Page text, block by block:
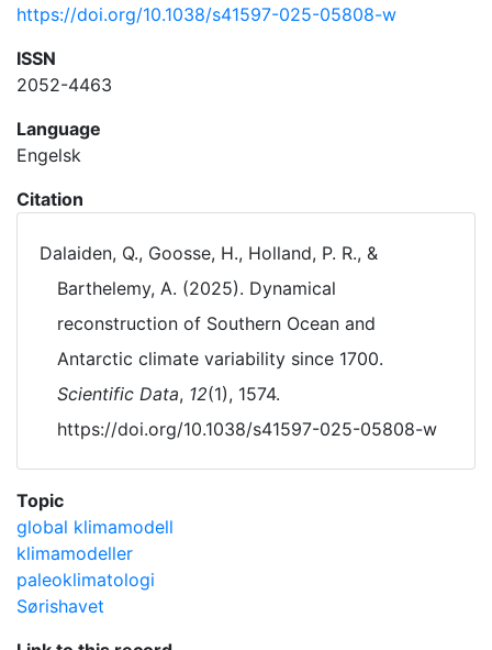
https://doi.org/10.1038/s41597-025-05808-w
ISSN
2052-4463
Language
Engelsk
Citation
Dalaiden, Q., Goosse, H., Holland, P. R., &
Barthelemy, A. (2025). Dynamical
reconstruction of Southern Ocean and
Antarctic climate variability since 1700.
Scientific Data, 12(1), 1574.
https://doi.org/10.1038/s41597-025-05808-w
Topic
global klimamodell
klimamodeller
paleoklimatologi
Sørishavet